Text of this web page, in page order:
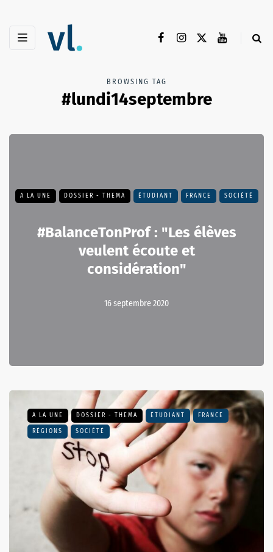
BROWSING TAG
#lundi14septembre
A LA UNE DOSSIER - THEMA ÉTUDIANT FRANCE SOCIÉTÉ
#BalanceTonProf : "Les élèves
veulent écoute et
considération"
16 septembre 2020
A LA UNE DOSSIER - THEMA ÉTUDIANT FRANCE
RÉGIONS SOCIÉTÉ